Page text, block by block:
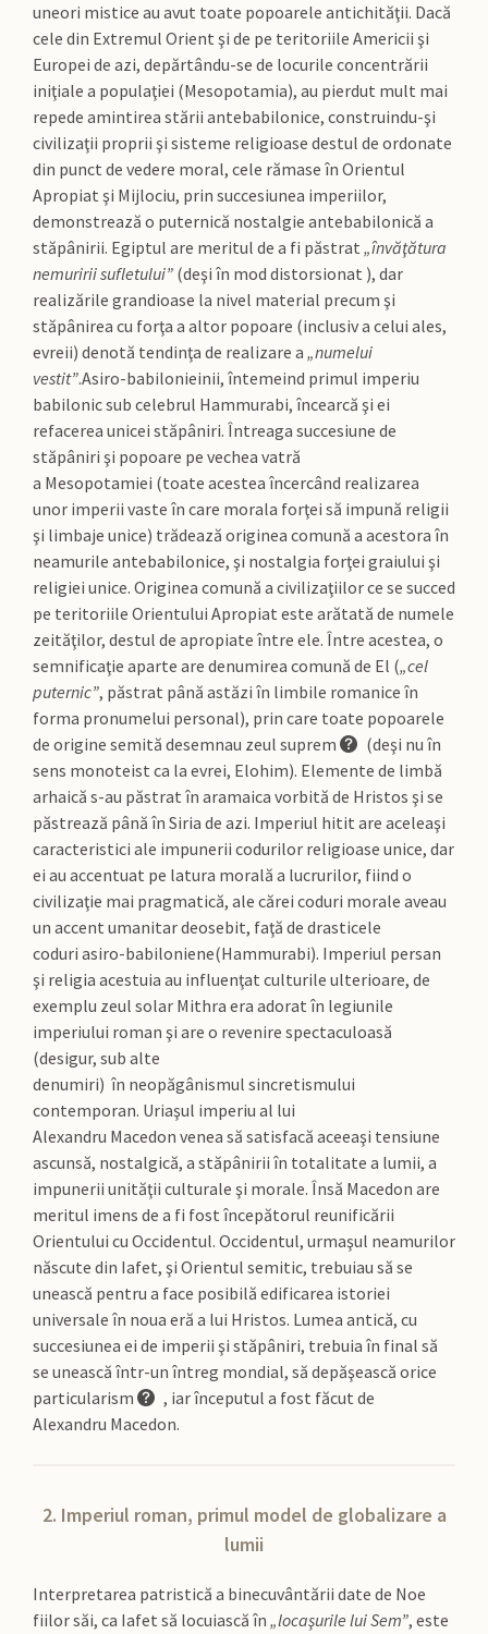
uneori mistice au avut toate popoarele antichităţii. Dacă
cele din Extremul Orient şi de pe teritoriile Americii şi
Europei de azi, depărtându-se de locurile concentrării
iniţiale a populaţiei (Mesopotamia), au pierdut mult mai
repede amintirea stării antebabilonice, construindu-şi
civilizaţii proprii şi sisteme religioase destul de ordonate
din punct de vedere moral, cele rămase în Orientul
Apropiat şi Mijlociu, prin succesiunea imperiilor,
demonstrează o puternică nostalgie antebabilonică a
stăpânirii. Egiptul are meritul de a fi păstrat „învăţătura
nemuririi sufletului” (deşi în mod distorsionat ), dar
realizările grandioase la nivel material precum şi
stăpânirea cu forţa a altor popoare (inclusiv a celui ales,
evreii) denotă tendinţa de realizare a „numelui
vestit”.Asiro-babilonieinii, întemeind primul imperiu
babilonic sub celebrul Hammurabi, încearcă şi ei
refacerea unicei stăpâniri. Întreaga succesiune de
stăpâniri şi popoare pe vechea vatră
a Mesopotamiei (toate acestea încercând realizarea
unor imperii vaste în care morala forţei să impună religii
şi limbaje unice) trădează originea comună a acestora în
neamurile antebabilonice, şi nostalgia forţei graiului şi
religiei unice. Originea comună a civilizaţiilor ce se succed
pe teritoriile Orientului Apropiat este arătată de numele
zeităţilor, destul de apropiate între ele. Între acestea, o
semnificaţie aparte are denumirea comună de El („cel
puternic”, păstrat până astăzi în limbile romanice în
forma pronumelui personal), prin care toate popoarele
de origine semită desemnau zeul suprem
(deşi nu în
sens monoteist ca la evrei, Elohim). Elemente de limbă
arhaică s-au păstrat în aramaica vorbită de Hristos şi se
păstrează până în Siria de azi. Imperiul hitit are aceleaşi
caracteristici ale impunerii codurilor religioase unice, dar
ei au accentuat pe latura morală a lucrurilor, fiind o
civilizaţie mai pragmatică, ale cărei coduri morale aveau
un accent umanitar deosebit, faţă de drasticele
coduri asiro-babiloniene(Hammurabi). Imperiul persan
şi religia acestuia au influenţat culturile ulterioare, de
exemplu zeul solar Mithra era adorat în legiunile
imperiului roman şi are o revenire spectaculoasă
(desigur, sub alte
denumiri) în neopăgânismul sincretismului
contemporan. Uriaşul imperiu al lui
Alexandru Macedon venea să satisfacă aceeaşi tensiune
ascunsă, nostalgică, a stăpânirii în totalitate a lumii, a
impunerii unităţii culturale şi morale. Însă Macedon are
meritul imens de a fi fost începătorul reunificării
Orientului cu Occidentul. Occidentul, urmaşul neamurilor
născute din Iafet, şi Orientul semitic, trebuiau să se
unească pentru a face posibilă edificarea istoriei
universale în noua eră a lui Hristos. Lumea antică, cu
succesiunea ei de imperii şi stăpâniri, trebuia în final să
se unească într-un întreg mondial, să depăşească orice
particularism
, iar începutul a fost făcut de
Alexandru Macedon.
2. Imperiul roman, primul model de globalizare a
lumii
Interpretarea patristică a binecuvântării date de Noe
fiilor săi, ca Iafet să locuiască în „locaşurile lui Sem”, este